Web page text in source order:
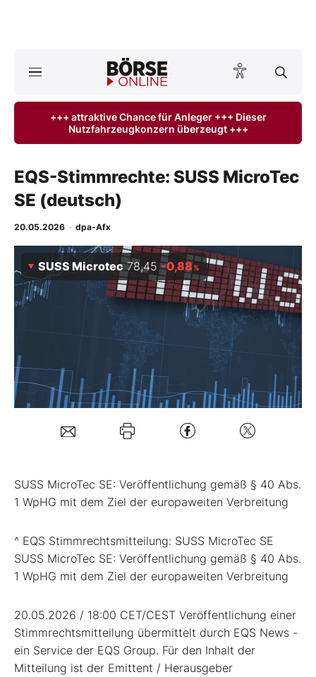
ktuelle Ausgabe BÖRSE ONLINE lesen
Anlageprodukte
Finanz-Check
Abo & Shop
BO-Musterdepots
Mein Konto
Folgen Sie uns
Kontakt
+++ attraktive Chance für Anleger +++ Dieser
Nutzfahrzeugkonzern überzeugt +++
EQS-Stimmrechte: SUSS MicroTec
SE (deutsch)
20.05.2026 · dpa-Afx
SUSS Microtec 78,45 -0,88%
SUSS MicroTec SE: Veröffentlichung gemäß § 40 Abs.
1 WpHG mit dem Ziel der europaweiten Verbreitung
^ EQS Stimmrechtsmitteilung: SUSS MicroTec SE
SUSS MicroTec SE: Veröffentlichung gemäß § 40 Abs.
1 WpHG mit dem Ziel der europaweiten Verbreitung
20.05.2026 / 18:00 CET/CEST Veröffentlichung einer
Stimmrechtsmitteilung übermittelt durch EQS News -
ein Service der EQS Group. Für den Inhalt der
Mitteilung ist der Emittent / Herausgeber